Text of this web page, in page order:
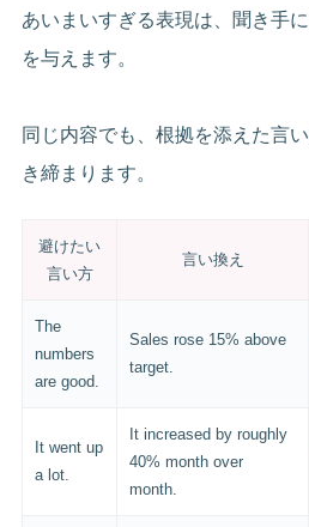
あいまいすぎる表現は、聞き手
を与えます。
同じ内容でも、根拠を添えた言
き締まります。
避けたい
言い方
言い換え
The
numbers
are good.
Sales rose 15% above
target.
It went up
a lot.
It increased by roughly
40% month over
month.